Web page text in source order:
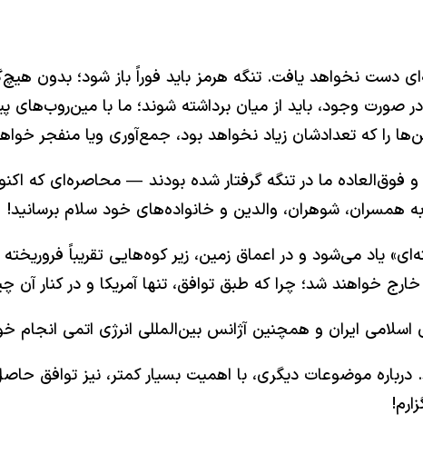
دست نخواهد یافت. تنگه هرمز باید فوراً باز شود؛ بدون
وجود، باید از میان برداشته شوند؛ ما با مین‌روب‌های
را که تعدادشان زیاد نخواهد بود، جمع‌آوری ویا منفجر
ما در تنگه گرفتار شده بودند — محاصره‌ای که
همسران، شوهران، والدین و خانواده‌های خود سلام برسانید!
خواهند شد؛ چرا که طبق توافق، تنها آمریکا و در کنار آن
ایران و همچنین آژانس بین‌المللی انرژی اتمی
موضوعات دیگری، با اهمیت بسیار کمتر، نیز توافق